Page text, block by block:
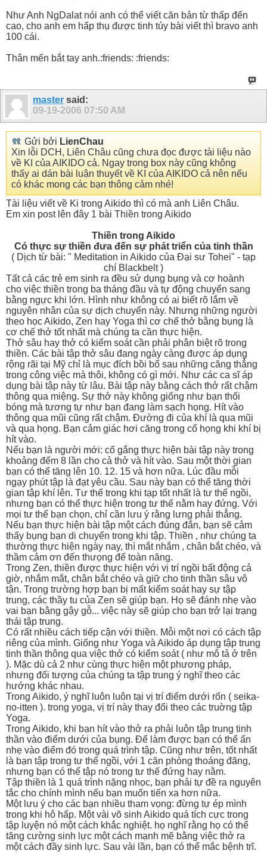
Như Anh NgDalat nói anh có thể viết căn bản từ thấp đến
cao, cho anh em hấp thụ được tinh túy bài viết thì bravo anh
100 cái.
Thân mến bắt tay anh.:friends: :friends:
master said:
09-19-2006 07:50 AM
Gửi bởi LienChau
Xin lỗi DCH, Liên Châu cũng chưa đọc được tài liệu nào
về KI của AIKIDO cả. Ngay trong box này cũng không
thấy ai dán bài luận thuyết về KI của AIKIDO cả nên nếu
có khác mong các bạn thông cảm nhé!
Tài liệu viết về Ki trong Aikido thì có mà anh Liên Châu.
Em xin post lên đây 1 bài Thiền trong Aikido
Thiền trong Aikido
Có thực sự thiền đưa đến sự phát triển của tinh thần
( Dịch từ bài: " Meditation in Aikido của Đại sư Tohei" - tạp
chí Blackbelt )
Tất cả các trẻ em sinh ra đều sử dụng bụng và cơ hoành
cho việc thiền trong ba tháng đầu và tự động chuyển sang
bằng ngực khi lớn. Hình như không có ai biết rõ lắm về
nguyên nhân của sự dịch chuyển này. Nhưng những người
theo học Aikido, Zen hay Yoga thì cơ chế thở bằng bụng là
cơ chế thở tốt nhất mà chúng ta cần thực hiện.
Thở sâu hay thở có kiểm soát cần phải phân biệt rõ trong
thiền. Các bài tập thở sâu đang ngày càng được áp dụng
rộng rãi tại Mỹ chỉ là mục đích bồi bổ sau những căng thẳng
trong công việc mà thôi, không có gì mới. Như các ca sĩ áp
dụng bài tập này từ lâu. Bài tập này bằng cách thở rất chậm
thông qua miệng. Sự thở này không giống như bạn thổi
bóng mà tương tự như bạn đang làm sạch họng. Hít vào
thông qua mũi cũng rất chậm. Đường đi của khí là qua mũi
và qua họng. Bạn cảm giác hơi căng trong cổ họng khi khí bị
hít vào.
Nếu bạn là người mới: cố gắng thực hiện bài tập này trong
khoảng đếm 8 lần cho cả thở và hít vào. Sau một thời gian
bạn có thể tăng lên 10. 12. 15 và hơn nữa. Lúc đầu mỗi
ngạy phút tập là đạt yêu cầu. Sau này bạn có thể tăng thời
gian tập khí lên. Tư thế trong khi tạp tốt nhất là tư thế ngồi,
nhưng bạn có thể thực hiện trong tư thế nằm hay đứng. Với
mọi tư thế bạn chọn, chỉ cần lưu ý rằng lưng phải thẳng.
Nếu bạn thực hiện bài tập một cách đúng đắn, bạn sẽ cảm
thấy bụng bạn di chuyển trong khi tập. Thiền , như chúng ta
thường thực hiện ngày nay, thì mắt nhắm , chân bắt chéo, và
thầm cảm ơn đến thưọng đế toàn năng.
Trong Zen, thiền được thực hiện với vị trí ngồi bất động cả
giờ, nhắm mắt, chân bắt chéo và giữ cho tinh thần sâu vô
tận. Trong trường hợp bạn bị mất kiểm soát hay sự tập
trung, các thầy tu của Zen sẽ giúp bạn. Họ sẽ đánh nhẹ vào
vai bạn bằng gậy gỗ... việc này sẽ giúp cho bạn trở lại trạng
thái tập trung.
Có rất nhiều cách tiếp cận với thiền. Mỗi một nơi có cách tập
riêng của mình. Giống như Yoga và Aikido áp dụng tập trung
tinh thần thông qua việc thở có kiểm soát ( như mô tả ở trên
). Mặc dù cả 2 như cùng thực hiện một phương pháp,
nhưng đối tượng của chúng ta tập trung ý nghĩ theo các
hướng khác nhau.
Trong Aikido, ý nghĩ luôn luôn tại vị trí điểm dưới rốn ( seika-
no-itten ). trong yoga, vị trí này thay đổi theo các truờng tập
Yoga.
Trong Aikido, khi bạn hít vào thở ra phải luôn tập trung tinh
thần vào điểm dưới của bụng. Để làm được bạn có thể ấn
nhẹ vào điểm đó trong quá trình tập. Cũng như trên, tốt nhất
là bạn tập trong tư thế ngồi, với 1 căn phòng thoáng đãng,
nhưng bạn có thể tập nó trong tư thế đứng hay nằm.
Tập thiền là 1 quá trình nặng nhọc, bạn phải tự đề ra nguyên
tắc cho chính mình nếu bạn muốn tiến xa hơn nữa.
Một lưu ý cho các bạn nhiều tham vọng: đừng tự ép mình
trong khi hô hấp. Một vài võ sinh Aikido quá tích cực trong
tập luyện nó một cách khắc nghiệt. họ nghĩ rằng họ có thể
tăng cường sinh lực một cách mạnh mẽ bằng việc thở ra
một cách đầy sinh lực. Sau vài lần, bạn có thể mắc bệnh trĩ.